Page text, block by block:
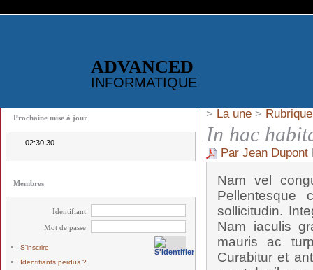
ADVANCED
INFORMATIQUE
Prochaine mise à jour
02:30:30
Membres
Identifiant
Mot de passe
S'inscrire
Identifiants perdus ?
> La une >
In hac
Par Jean Dupont
Nam vel
Pellentesque
sollicitudin.
Nam iaculis
mauris ac
Curabitur et